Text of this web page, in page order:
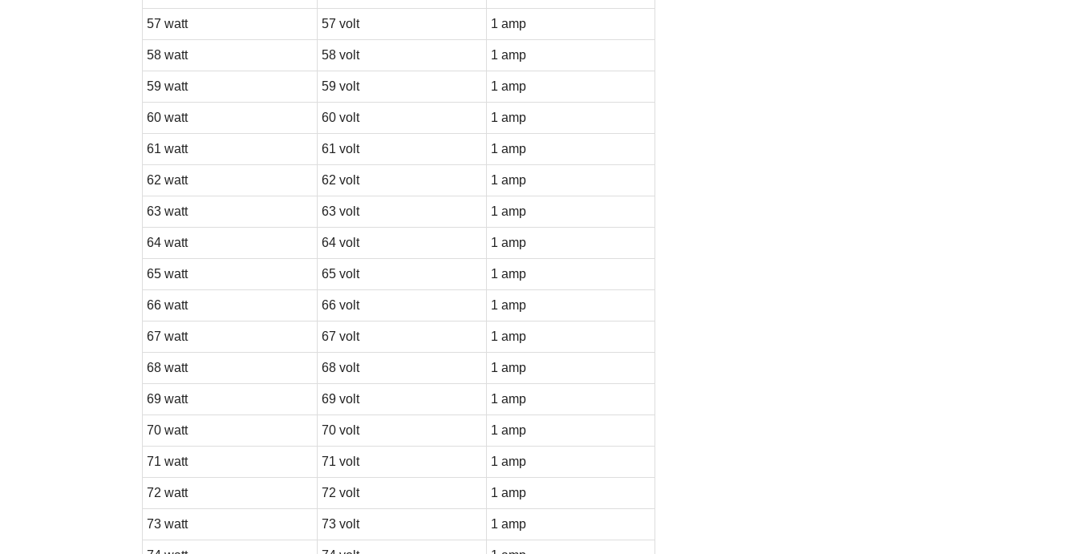
57 watt 57 volt 1 amp
58 watt 58 volt 1 amp
59 watt 59 volt 1 amp
60 watt 60 volt 1 amp
61 watt 61 volt 1 amp
62 watt 62 volt 1 amp
63 watt 63 volt 1 amp
64 watt 64 volt 1 amp
65 watt 65 volt 1 amp
66 watt 66 volt 1 amp
67 watt 67 volt 1 amp
68 watt 68 volt 1 amp
69 watt 69 volt 1 amp
70 watt 70 volt 1 amp
71 watt 71 volt 1 amp
72 watt 72 volt 1 amp
73 watt 73 volt 1 amp